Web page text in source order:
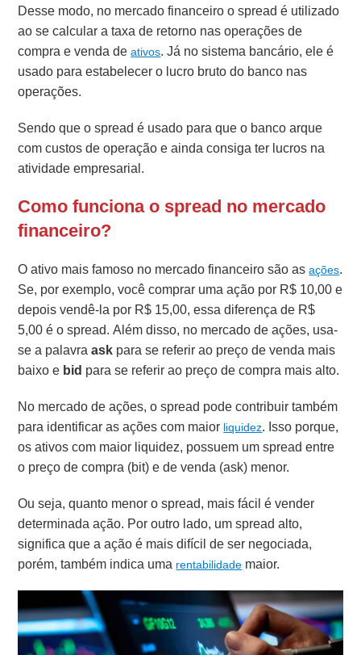
Desse modo, no mercado financeiro o spread é utilizado
ao se calcular a taxa de retorno nas operações de
compra e venda deativos.Já no sistema bancário, ele é
usado para estabelecer o lucro bruto do banco nas
operações.
Sendo que o spread é usado para que o banco arque
com custos de operação e ainda consiga ter lucros na
atividade empresarial.
Como funciona o spread no mercado
financeiro?
O ativo mais famoso no mercado financeiro são asações.
Se, por exemplo, você comprar uma ação por R$ 10,00 e
depois vendê-la por R$ 15,00, essa diferença de R$
5,00 é o spread. Além disso, no mercado de ações, usa-
se a palavraask para se referir ao preço de venda mais
baixo e bid para se referir ao preço de compra mais alto.
No mercado de ações, o spread pode contribuir também
para identificar as ações com maior liquidez. Isso porque,
os ativos com maior liquidez, possuem um spread entre
o preço de compra (bit) e de venda (ask) menor.
Ou seja, quanto menor o spread, mais fácil é vender
determinada ação. Por outro lado, um spread alto,
significa que a ação é mais difícil de ser negociada,
porém, também indica uma rentabilidade maior.